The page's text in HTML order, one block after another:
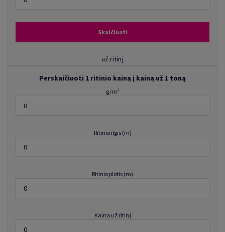
Skaičiuoti
už ritinį
Perskaičiuoti 1 ritinio kainą į kainą už 1 toną
g/m²
Ritinio ilgis (m)
Ritinio plotis (m)
Kaina už ritinį